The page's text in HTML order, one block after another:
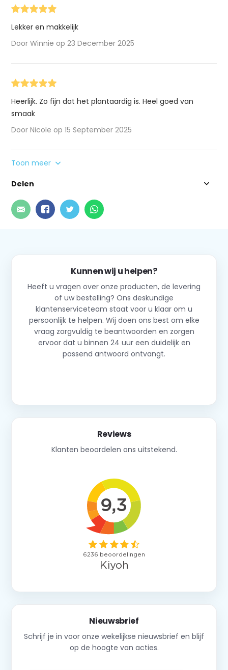
Lekker en makkelijk
Door Winnie op 23 December 2025
Heerlijk. Zo fijn dat het plantaardig is. Heel goed van
smaak
Door Nicole op 15 September 2025
Toon meer
Delen
Kunnen wij u helpen?
Heeft u vragen over onze producten, de levering
of uw bestelling? Ons deskundige
klantenserviceteam staat voor u klaar om u
persoonlijk te helpen. Wij doen ons best om elke
vraag zorgvuldig te beantwoorden en zorgen
ervoor dat u binnen 24 uur een duidelijk en
passend antwoord ontvangt.
Reviews
Klanten beoordelen ons uitstekend.
Nieuwsbrief
Schrijf je in voor onze wekelijkse nieuwsbrief en blijf
op de hoogte van acties.